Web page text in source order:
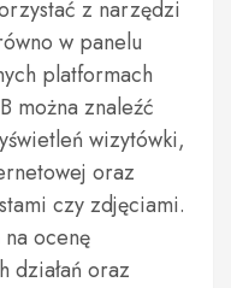
z narzędzi
w panelu
platformach
można znaleźć
wizytówki,
oraz
czy zdjęciami.
ocenę
działań oraz